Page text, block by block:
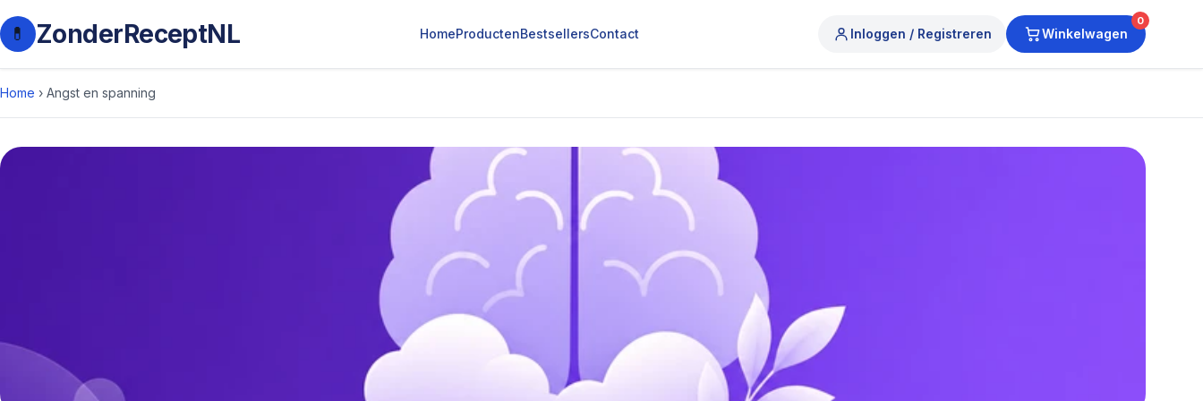
💊 ZonderReceptNL HomeProductenBestsellersContact Inloggen / Registreren Winkelwagen
0
Home › Angst en spanning